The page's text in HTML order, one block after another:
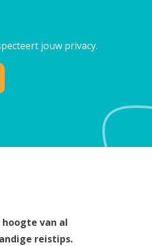
jouw privacy.
van al
reistips.